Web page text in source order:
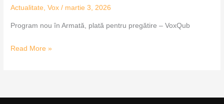
Actualitate,Vox / martie 3, 2026
Program nou în Armată, plată pentru pregătire – VoxQub
Read More »